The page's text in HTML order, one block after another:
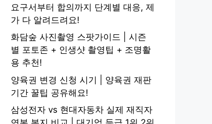
요구서부터 합의까지 단계별 대응, 제
가 다 알려드려요!
화담숲 사진촬영 스팟가이드 | 시즌
별 포토존 + 인생샷 촬영팁 + 조명활
용 추천!
양육권 변경 신청 시기 | 양육권 재판
기간 꿀팁 공유해요!
삼성전자 vs 현대자동차 실제 재직자